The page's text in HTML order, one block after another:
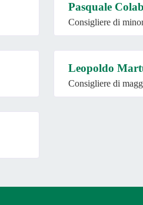
Pasquale
Consigliere di
Leopoldo
Consigliere di